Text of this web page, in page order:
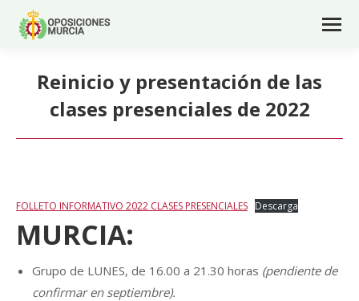
Reinicio y presentación de las
clases presenciales de 2022
FOLLETO INFORMATIVO 2022 CLASES PRESENCIALES Descarga
MURCIA:
Grupo de LUNES, de 16.00 a 21.30 horas (pendiente de
confirmar en septiembre).